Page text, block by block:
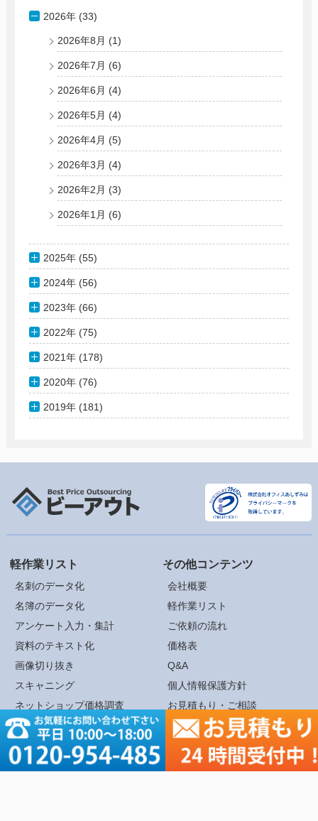
2026年 (33)
2026年8月 (1)
2026年7月 (6)
2026年6月 (4)
2026年5月 (4)
2026年4月 (5)
2026年3月 (4)
2026年2月 (3)
2026年1月 (6)
2025年 (55)
2024年 (56)
2023年 (66)
2022年 (75)
2021年 (178)
2020年 (76)
2019年 (181)
軽作業リスト
名刺のデータ化
名簿のデータ化
アンケート入力・集計
資料のテキスト化
画像切り抜き
スキャニング
ネットショップ価格調査
営業リスト作成
記帳代行
その他コンテンツ
会社概要
軽作業リスト
ご依頼の流れ
価格表
Q&A
個人情報保護方針
お見積もり・ご相談